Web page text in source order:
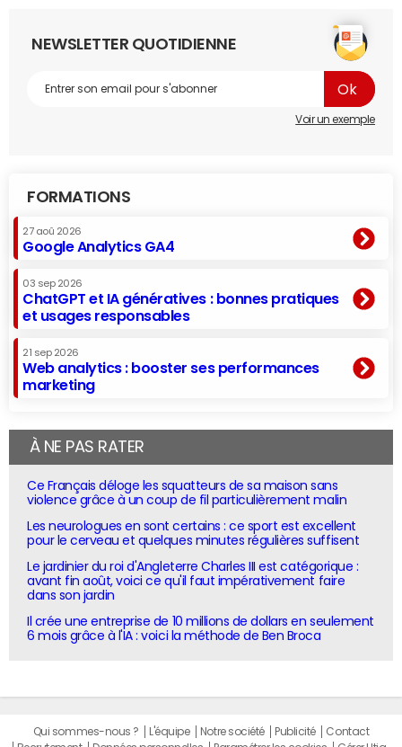
NEWSLETTER QUOTIDIENNE
Voir un exemple
FORMATIONS
27 aoû 2026
Google Analytics GA4
03 sep 2026
ChatGPT et IA génératives : bonnes pratiques
et usages responsables
21 sep 2026
Web analytics : booster ses performances
marketing
À NE PAS RATER
Ce Français déloge les squatteurs de sa maison sans
violence grâce à un coup de fil particulièrement malin
Les neurologues en sont certains : ce sport est excellent
pour le cerveau et quelques minutes régulières suffisent
Le jardinier du roi d'Angleterre Charles III est catégorique :
avant fin août, voici ce qu'il faut impérativement faire
dans son jardin
Il crée une entreprise de 10 millions de dollars en seulement
6 mois grâce à l'IA : voici la méthode de Ben Broca
Qui sommes-nous ? L'équipe Notre société Publicité
Contact